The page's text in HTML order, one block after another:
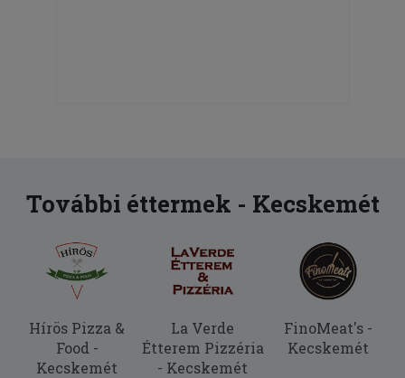
További éttermek - Kecskemét
Hírös Pizza &
Food -
Kecskemét
La Verde
Étterem Pizzéria
- Kecskemét
FinoMeat's -
Kecskemét